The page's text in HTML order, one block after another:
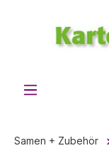
Samen + Zubehör